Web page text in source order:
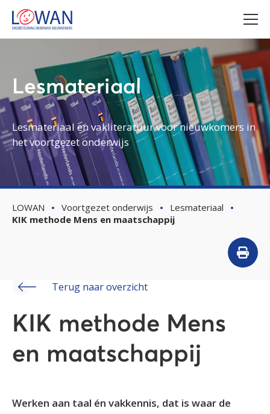
Lesmateriaal
Lesmateriaal en vakliteratuur voor nieuwkomers in
het voortgezet onderwijs
LOWAN Voortgezet onderwijs
Lesmateriaal
KIK methode Mens en maatschappij
Terug naar overzicht
KIK methode Mens
en maatschappij
Werken aan taal én vakkennis, dat is waar de